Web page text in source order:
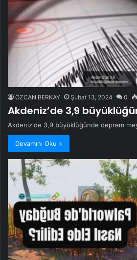
ÖZCAN BERKAY Şubat 13, 2024 0
Akdeniz’de 3,9
Akdeniz'de 3,9 büyüklüğünde deprem
Devamını Oku »